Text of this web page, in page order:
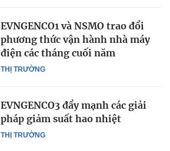
THỊ TRƯỜNG
EVNGENCO1 và NSMO trao đổi
phương thức vận hành nhà máy
điện các tháng cuối năm
THỊ TRƯỜNG
EVNGENCO3 đẩy mạnh các giải
pháp giảm suất hao nhiệt